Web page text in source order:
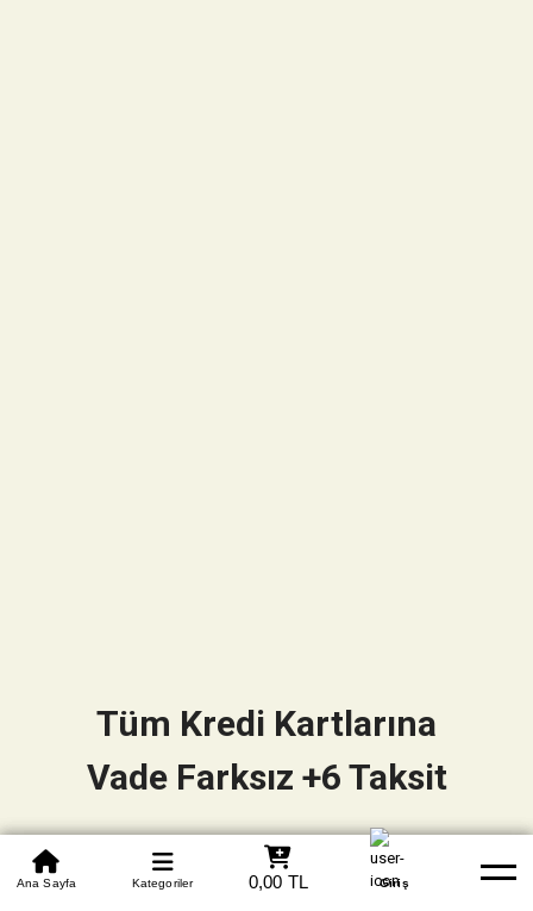
0850 305 09 70
Beden Tablosu Banka Hesapları Whatsapp Yardım
Ana Sayfa Kategoriler 0,00 TL Giriş
Tüm Kredi Kartlarına
Vade Farksız +6 Taksit